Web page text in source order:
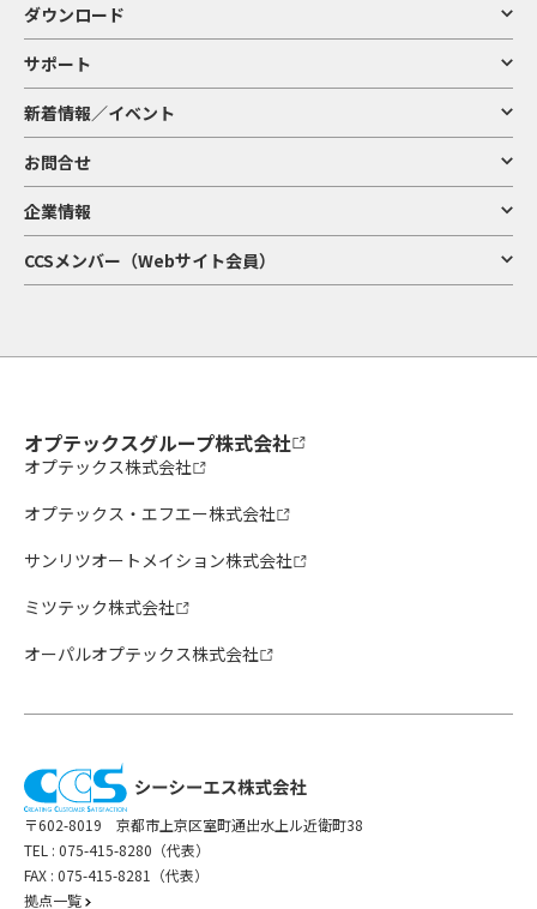
ダウンロード
サポート
新着情報／イベント
お問合せ
企業情報
CCSメンバー（Webサイト会員）
オプテックスグループ株式会社
オプテックス株式会社
オプテックス・エフエー株式会社
サンリツオートメイション株式会社
ミツテック株式会社
オーパルオプテックス株式会社
〒602-8019 京都市上京区室町通出水上ル近衛町38
TEL : 075-415-8280（代表）
FAX : 075-415-8281（代表）
拠点一覧